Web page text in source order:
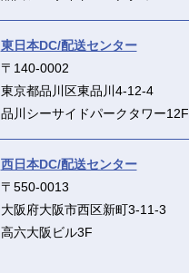
東日本DC/配送センター
〒140-0002
東京都品川区東品川4-12-4
品川シーサイドパークタワー12F
西日本DC/配送センター
〒550-0013
大阪府大阪市西区新町3-11-3
高六大阪ビル3F